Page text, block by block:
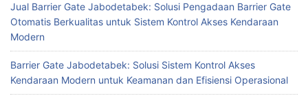
Jual Barrier Gate Jabodetabek: Solusi Pengadaan Barrier Gate
Otomatis Berkualitas untuk Sistem Kontrol Akses Kendaraan
Modern
Barrier Gate Jabodetabek: Solusi Sistem Kontrol Akses
Kendaraan Modern untuk Keamanan dan Efisiensi Operasional